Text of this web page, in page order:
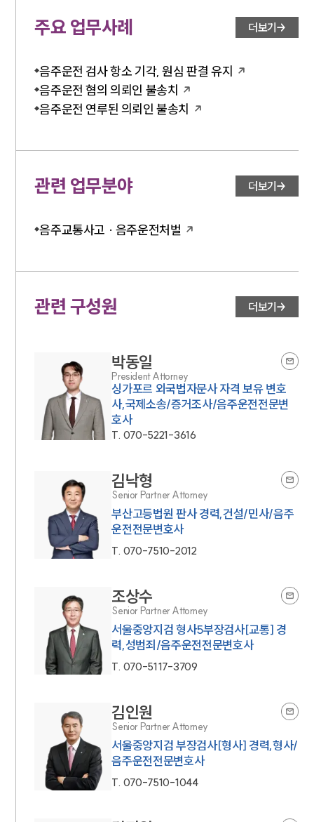
주요 업무사례 더보기
음주운전 검사 항소 기각, 원심 판결 유지
음주운전 혐의 의뢰인 불송치
음주운전 연루된 의뢰인 불송치
관련 업무분야 더보기
음주교통사고 · 음주운전처벌
관련 구성원 더보기
박동일
President Attorney
싱가포르 외국법자문사 자격 보유 변호
사,국제소송/증거조사/음주운전전문변
호사
T. 070-5221-3616
김낙형
Senior Partner Attorney
부산고등법원 판사 경력,건설/민사/음주
운전전문변호사
T. 070-7510-2012
조상수
Senior Partner Attorney
서울중앙지검 형사5부장검사[교통] 경
력,성범죄/음주운전전문변호사
T. 070-5117-3709
김인원
Senior Partner Attorney
서울중앙지검 부장검사[형사] 경력,형사/
음주운전전문변호사
T. 070-7510-1044